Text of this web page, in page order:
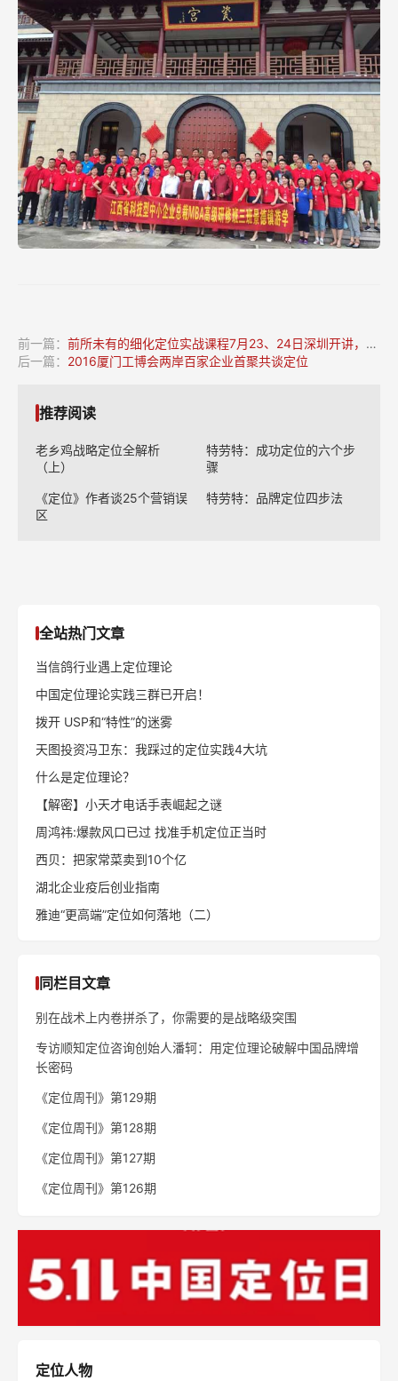
前一篇： 前所未有的细化定位实战课程7月23、24日深圳开讲，已报满
后一篇： 2016厦门工博会两岸百家企业首聚共谈定位
推荐阅读
老乡鸡战略定位全解析
（上）
特劳特：成功定位的六个步
骤
《定位》作者谈25个营销误
区
特劳特：品牌定位四步法
全站热门文章
当信鸽行业遇上定位理论
中国定位理论实践三群已开启！
拨开 USP和“特性”的迷雾
天图投资冯卫东：我踩过的定位实践4大坑
什么是定位理论？
【解密】小天才电话手表崛起之谜
周鸿祎:爆款风口已过 找准手机定位正当时
西贝：把家常菜卖到10个亿
湖北企业疫后创业指南
雅迪“更高端”定位如何落地（二）
同栏目文章
别在战术上内卷拼杀了，你需要的是战略级突围
专访顺知定位咨询创始人潘轲：用定位理论破解中国品牌增
长密码
《定位周刊》第129期
《定位周刊》第128期
《定位周刊》第127期
《定位周刊》第126期
定位人物